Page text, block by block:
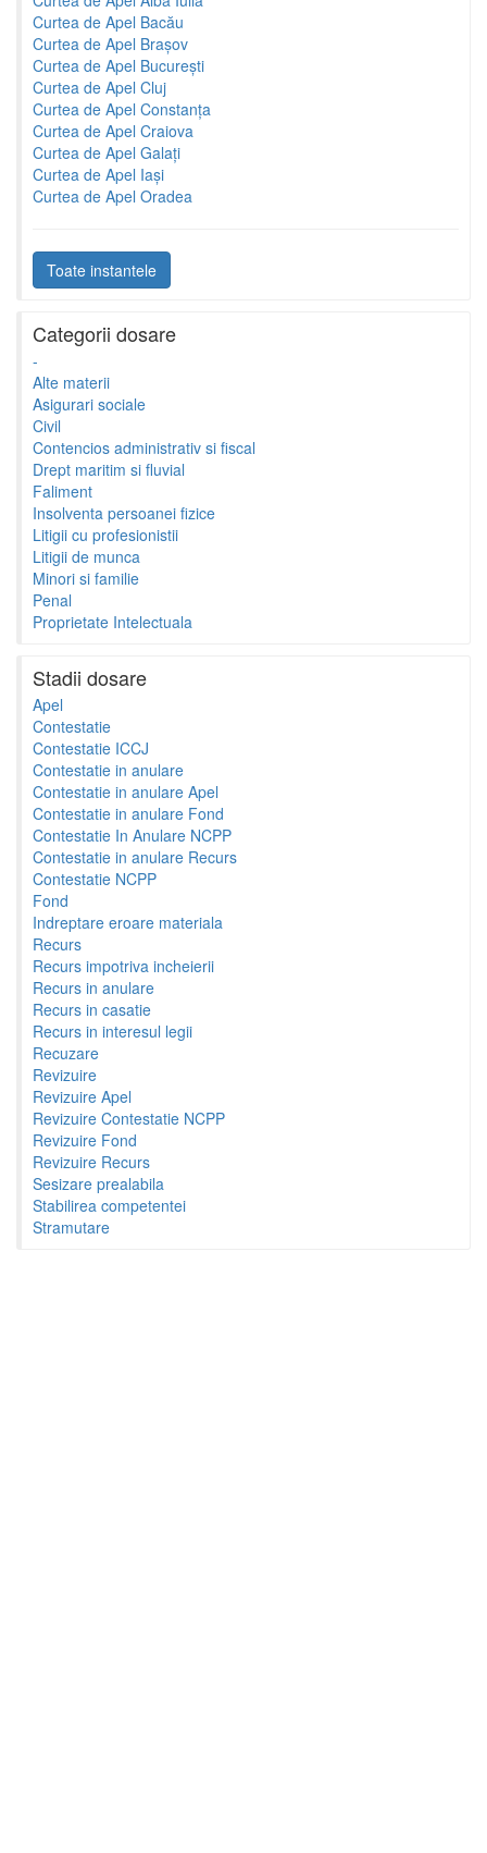
Curtea de Apel Bacău
Curtea de Apel Brașov
Curtea de Apel București
Curtea de Apel Cluj
Curtea de Apel Constanța
Curtea de Apel Craiova
Curtea de Apel Galați
Curtea de Apel Iași
Curtea de Apel Oradea
Toate instantele
Categorii dosare
-
Alte materii
Asigurari sociale
Civil
Contencios administrativ si fiscal
Drept maritim si fluvial
Faliment
Insolventa persoanei fizice
Litigii cu profesionistii
Litigii de munca
Minori si familie
Penal
Proprietate Intelectuala
Stadii dosare
Apel
Contestatie
Contestatie ICCJ
Contestatie in anulare
Contestatie in anulare Apel
Contestatie in anulare Fond
Contestatie In Anulare NCPP
Contestatie in anulare Recurs
Contestatie NCPP
Fond
Indreptare eroare materiala
Recurs
Recurs impotriva incheierii
Recurs in anulare
Recurs in casatie
Recurs in interesul legii
Recuzare
Revizuire
Revizuire Apel
Revizuire Contestatie NCPP
Revizuire Fond
Revizuire Recurs
Sesizare prealabila
Stabilirea competentei
Stramutare